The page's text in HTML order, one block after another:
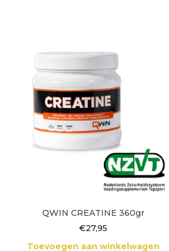
QWIN CREATINE 360gr
€27,95
Toevoegen aan winkelwagen